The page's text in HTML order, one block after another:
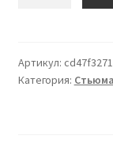
Vintage
Keystone
Артикул:
Категория: